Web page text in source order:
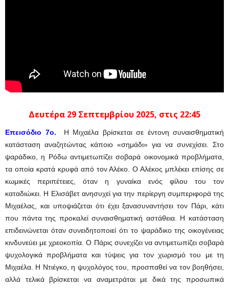
Δευτέρα 29 Σεπτεμβρίου 2025, στις 22:45
Επεισόδιο 7ο.
Η Μιχαέλα βρίσκεται σε έντονη συναισθηματική
κατάσταση αναζητώντας κάποιο «σημάδι» για να συνεχίσει. Στο
ψαράδικο, η Ρόδω αντιμετωπίζει σοβαρά οικονομικά προβλήματα,
τα οποία κρατά κρυφά από τον Αλέκο. Ο Αλέκος μπλέκει επίσης σε
κωμικές περιπέτειες, όταν η γυναίκα ενός φίλου του τον
καταδιώκει. Η Ελισάβετ ανησυχεί για την περίεργη συμπεριφορά της
Μιχαέλας, και υποψιάζεται ότι έχει ξανασυναντήσει τον Πάρι, κάτι
που πάντα της προκαλεί συναισθηματική αστάθεια. Η κατάσταση
επιδεινώνεται όταν συνειδητοποιεί ότι το ψαράδικο της οικογένειας
κινδυνεύει με χρεοκοπία. Ο Πάρις συνεχίζει να αντιμετωπίζει σοβαρά
ψυχολογικά προβλήματα και τύψεις για τον χωρισμό του με τη
Μιχαέλα. Η Ντιέγκο, η ψυχολόγος του, προσπαθεί να τον βοηθήσει,
αλλά τελικά βρίσκεται να αναμετράται με δικά της προσωπικά